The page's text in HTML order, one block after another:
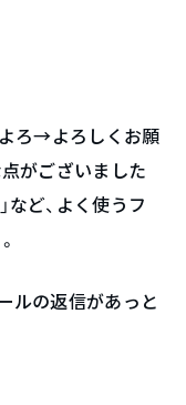
よろ→よろしくお願
がございました
など、よく使うフ
ルの返信があっと